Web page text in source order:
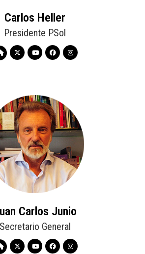
Carlos Heller
Presidente PSol
Carlos Junio
Secretario General